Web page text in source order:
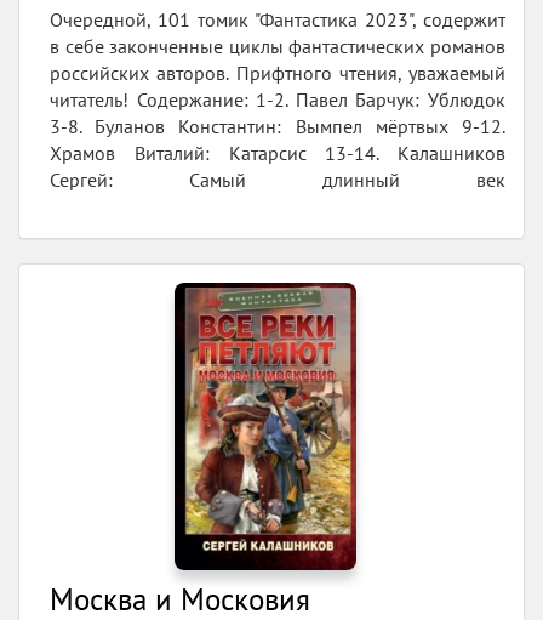
Очередной, 101 томик "Фантастика 2023", содержит
в себе законченные циклы фантастических романов
российских авторов. Прифтного чтения, уважаемый
читатель! Содержание: 1-2. Павел Барчук: Ублюдок
3-8. Буланов Константин: Вымпел мёртвых 9-12.
Храмов Виталий: Катарсис 13-14. Калашников
Сергей: Самый длинный век
Москва и Московия